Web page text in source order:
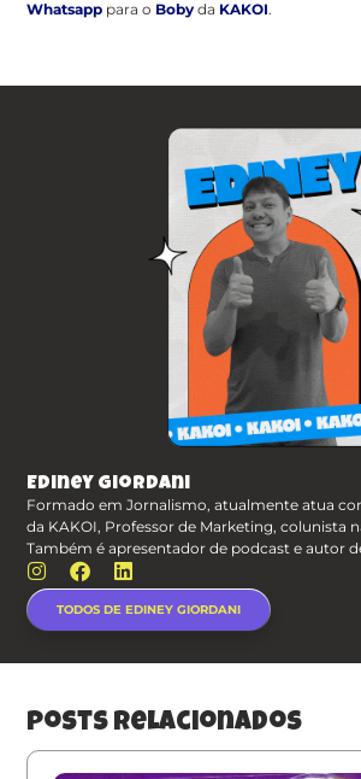
Whatsapp para o Boby da KAKOI.
Ediney Giordani
Formado em Jornalismo, atualmente atua
da KAKOI, Professor de Marketing, colunista
Também é apresentador de podcast e autor
TODOS DE EDINEY GIORDANI
posts relacionados